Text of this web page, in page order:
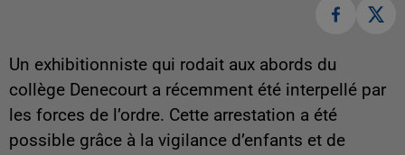
Un exhibitionniste qui rodait aux abords du
collège Denecourt a récemment été interpellé par
les forces de l’ordre. Cette arrestation a été
possible grâce à la vigilance d’enfants et de